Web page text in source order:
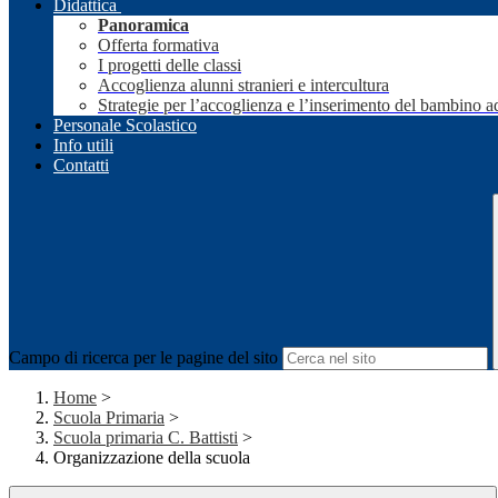
Didattica
Panoramica
Offerta formativa
I progetti delle classi
Accoglienza alunni stranieri e intercultura
Strategie per l’accoglienza e l’inserimento del bambino
Personale Scolastico
Info utili
Contatti
Campo di ricerca per le pagine del sito
Home >
Scuola Primaria >
Scuola primaria C. Battisti >
Organizzazione della scuola